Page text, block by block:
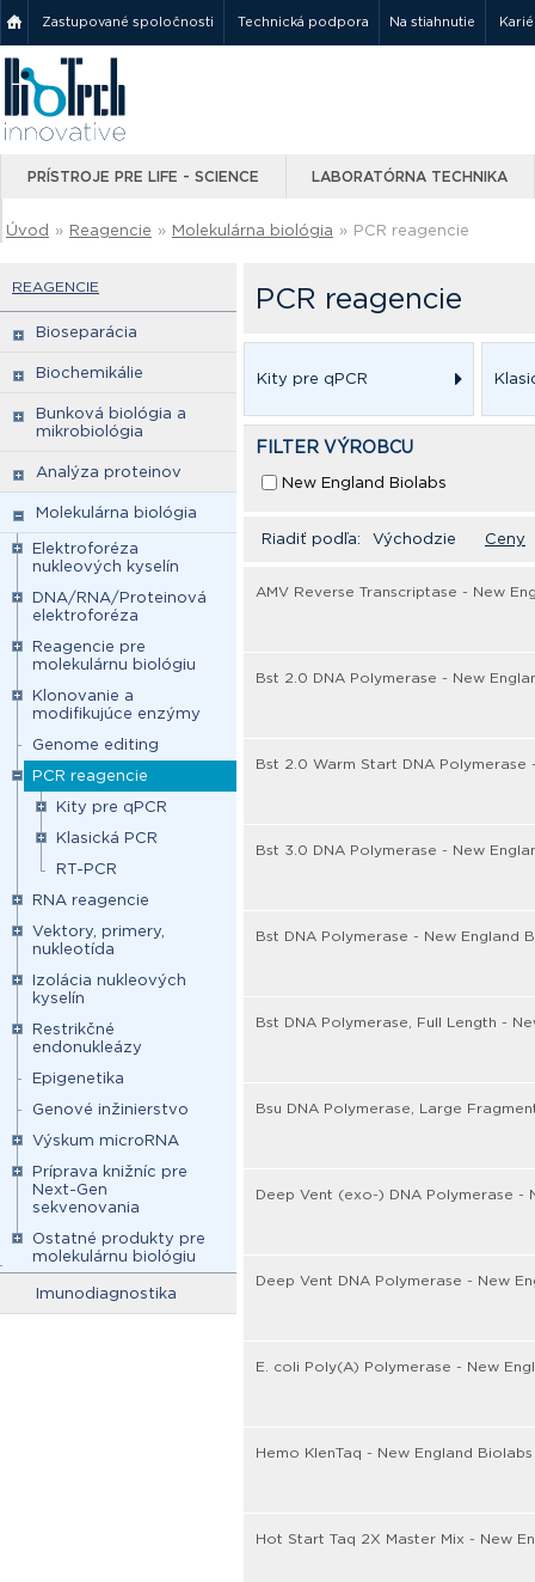
Zastupované spoločnosti Technická podpora Na stiahnutie
PRÍSTROJE PRE LIFE - SCIENCE LABORATÓRNA TECHNIKA
Úvod » Reagencie » Molekulárna biológia » PCR reagencie
REAGENCIE
Bioseparácia
Biochemikálie
Bunková biológia a
mikrobiológia
Analýza proteinov
Molekulárna biológia
Elektroforéza
nukleových kyselín
DNA/RNA/Proteinová
elektroforéza
Reagencie pre
molekulárnu biológiu
Klonovanie a
modifikujúce enzýmy
Genome editing
PCR reagencie
Kity pre qPCR
Klasická PCR
RT-PCR
RNA reagencie
Vektory, primery,
nukleotída
Izolácia nukleových
kyselín
Restrikčné
endonukleázy
Epigenetika
Genové inžinierstvo
Výskum microRNA
Príprava knižníc pre
Next-Gen
sekvenovania
Ostatné produkty pre
molekulárnu biológiu
Imunodiagnostika
PCR reagencie
Kity pre qPCR
FILTER VÝROBCU
New England Biolabs
Riadiť podľa: Východzie Ceny
AMV Reverse Transcriptase - New
Bst 2.0 DNA Polymerase - New
Bst 2.0 Warm Start DNA Polymerase
Bst 3.0 DNA Polymerase - New
Bst DNA Polymerase - New England
Bst DNA Polymerase, Full Length -
Bsu DNA Polymerase, Large
Deep Vent (exo-) DNA Polymerase -
Deep Vent DNA Polymerase - New
E. coli Poly(A) Polymerase - New
Hemo KlenTaq - New England Biolabs
Hot Start Taq 2X Master Mix - New